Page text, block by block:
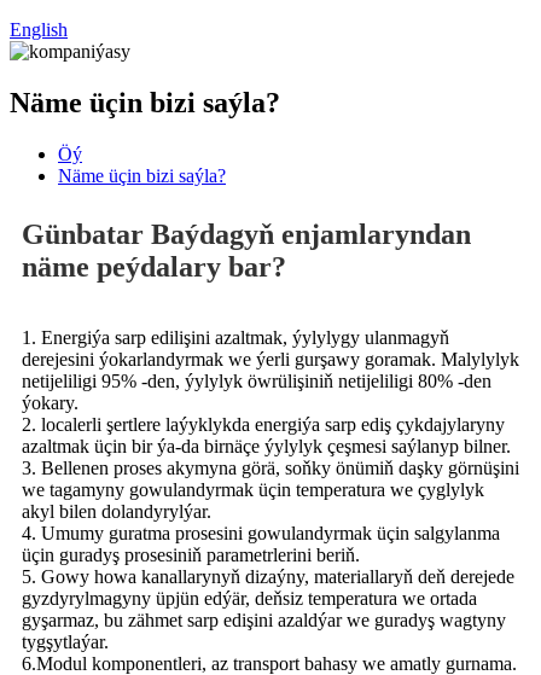
English
Näme üçin bizi saýla?
Öý
Näme üçin bizi saýla?
Günbatar Baýdagyň enjamlaryndan
näme peýdalary bar?
1. Energiýa sarp edilişini azaltmak, ýylylygy ulanmagyň
derejesini ýokarlandyrmak we ýerli gurşawy goramak. Malylylyk
netijeliligi 95% -den, ýylylyk öwrülişiniň netijeliligi 80% -den
ýokary.
2. localerli şertlere laýyklykda energiýa sarp ediş çykdajylaryny
azaltmak üçin bir ýa-da birnäçe ýylylyk çeşmesi saýlanyp bilner.
3. Bellenen proses akymyna görä, soňky önümiň daşky görnüşini
we tagamyny gowulandyrmak üçin temperatura we çyglylyk
akyl bilen dolandyrylýar.
4. Umumy guratma prosesini gowulandyrmak üçin salgylanma
üçin guradyş prosesiniň parametrlerini beriň.
5. Gowy howa kanallarynyň dizaýny, materiallaryň deň derejede
gyzdyrylmagyny üpjün edýär, deňsiz temperatura we ortada
gyşarmaz, bu zähmet sarp edişini azaldýar we guradyş wagtyny
tygşytlaýar.
6.Modul komponentleri, az transport bahasy we amatly gurnama.